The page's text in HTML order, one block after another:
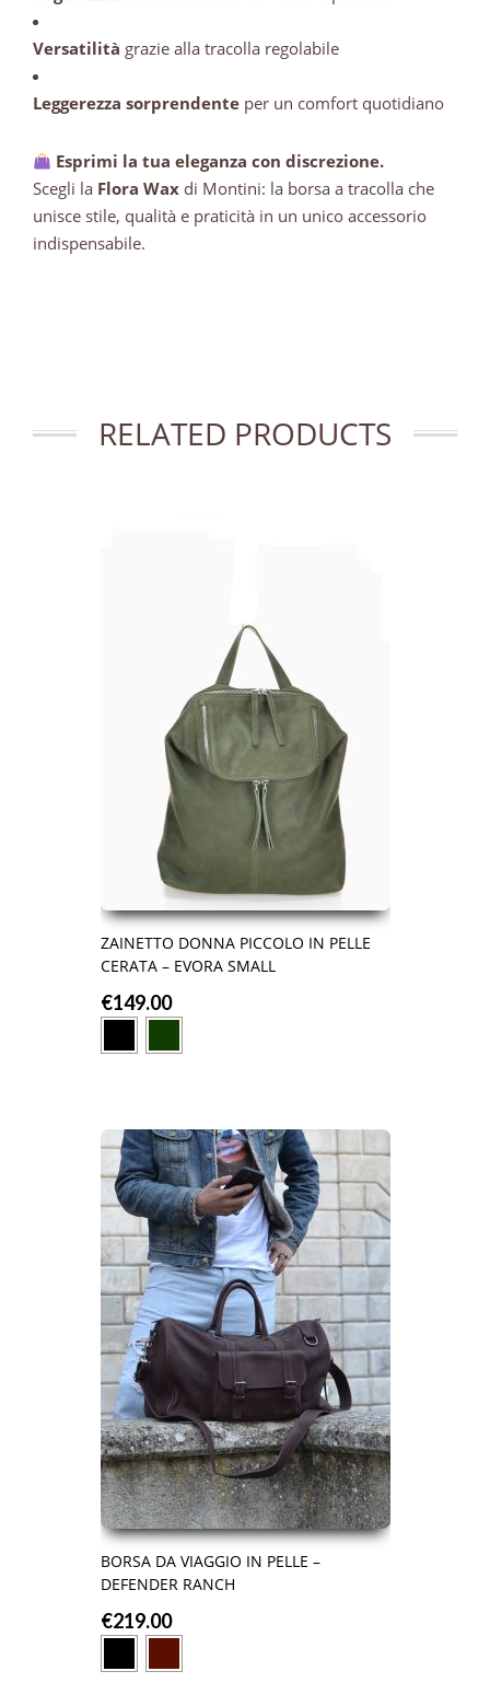
Versatilità grazie alla tracolla regolabile
Leggerezza sorprendente per un comfort quotidiano
Esprimi la tua eleganza con discrezione.
Scegli la Flora Wax di Montini: la borsa a tracolla che
unisce stile, qualità e praticità in un unico accessorio
indispensabile.
RELATED PRODUCTS
ZAINETTO DONNA PICCOLO IN PELLE
CERATA – EVORA SMALL
€149.00
BORSA DA VIAGGIO IN PELLE –
DEFENDER RANCH
€219.00